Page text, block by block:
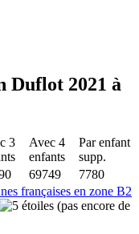
Duflot 2021 à
3
Avec 4
enfants
Par enfant
supp.
69749
7780
françaises en zone B2
(pas encore de